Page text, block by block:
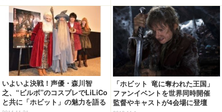
いよいよ決戦！声優・森川智
之、“ビルボ”のコスプレでLiLiCo
と共に「ホビット」の魅力を語る
「ホビット 竜に奪われた王国」
ファンイベントを世界同時開催
監督やキャストが4会場に登壇